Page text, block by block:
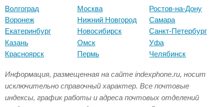
Волгоград
Воронеж
Екатеринбург
Казань
Красноярск
Москва
Нижний Новгород
Новосибирск
Омск
Пермь
Ростов-на-Дону
Самара
Санкт-Петербург
Уфа
Челябинск
Информация, размещенная на сайте indexphone.ru, носит
исключительно справочный характер. Все почтовые
индексы, график работы и адреса почтовых отделений